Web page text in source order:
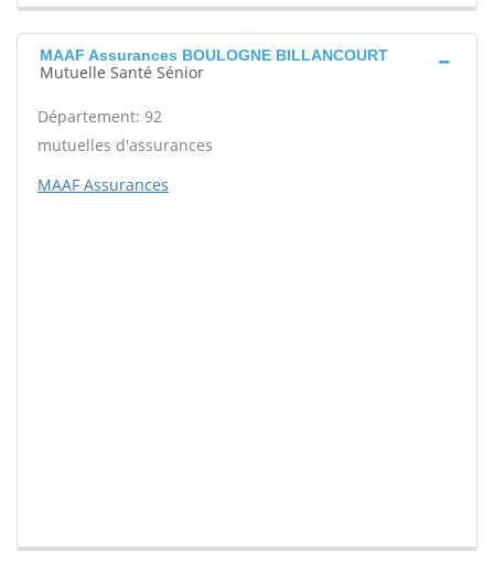
MAAF Assurances BOULOGNE BILLANCOURT
Mutuelle Santé Sénior
Département: 92
mutuelles d'assurances
MAAF Assurances